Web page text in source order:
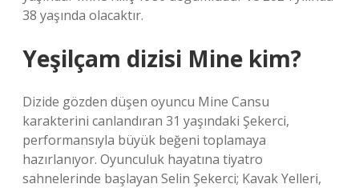
38 yaşında olacaktır.
Yeşilçam dizisi Mine kim?
Dizide gözden düşen oyuncu Mine Cansu
karakterini canlandıran 31 yaşındaki Şekerci,
performansıyla büyük beğeni toplamaya
hazırlanıyor. Oyunculuk hayatına tiyatro
sahnelerinde başlayan Selin Şekerci; Kavak Yelleri,